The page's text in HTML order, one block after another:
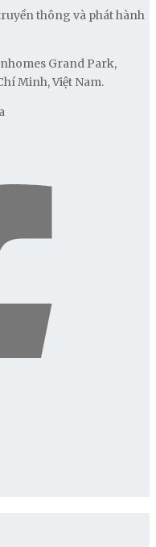
thông và phát hành
Grand Park,
Minh, Việt Nam.